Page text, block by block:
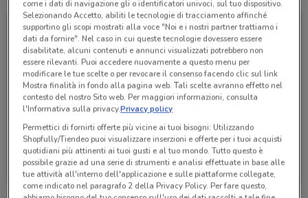
Manuello Design
Scade il 31/12 2.6 km
come i dati di navigazione gli o identificatori univoci, sul tuo dispositivo.
Selezionando Accetto, abiliti le tecnologie di tracciamento affinché
supportino gli scopi mostrati alla voce "Noi e i nostri partner trattiamo i
dati da fornire". Nel caso in cui queste tecnologie dovessero essere
disabilitate, alcuni contenuti e annunci visualizzati potrebbero non
essere rilevanti. Puoi accedere nuovamente a questo menu per
modificare le tue scelte o per revocare il consenso facendo clic sul link
Mostra finalità in fondo alla pagina web. Tali scelte avranno effetto nel
contesto del nostro Sito web. Per maggiori informazioni, consulta
l'Informativa sulla privacy.Privacy policy
Permettici di fornirti offerte più vicine ai tuoi bisogni: Utilizzando
Shopfully/Tiendeo puoi visualizzare inserzioni e offerte per i tuoi acquisti
quotidiani più attinenti ai tuoi gusti e al tuo mondo. Tutto questo è
possibile grazie ad una serie di strumenti e analisi effettuate in base alle
tue attività all'interno dell'applicazione e sulle piattaforme collegate,
come indicato nel paragrafo 2 della Privacy Policy. Per fare questo,